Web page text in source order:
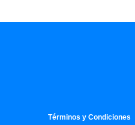
Términos y Condiciones